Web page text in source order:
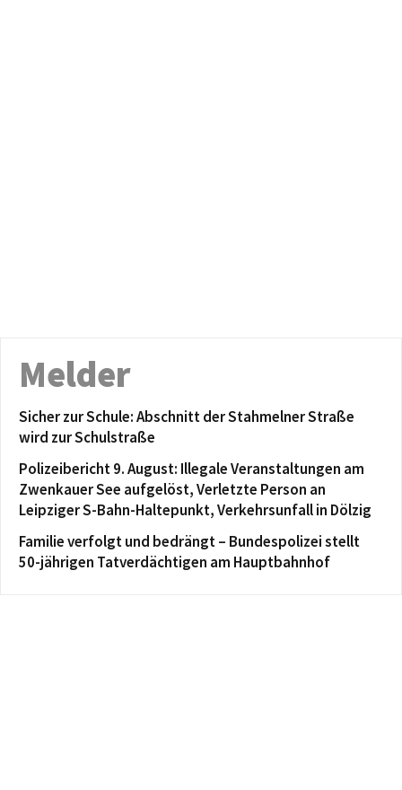
Melder
Sicher zur Schule: Abschnitt der Stahmelner Straße
wird zur Schulstraße
Polizeibericht 9. August: Illegale Veranstaltungen am
Zwenkauer See aufgelöst, Verletzte Person an
Leipziger S-Bahn-Haltepunkt, Verkehrsunfall in Dölzig
Familie verfolgt und bedrängt – Bundespolizei stellt
50-jährigen Tatverdächtigen am Hauptbahnhof